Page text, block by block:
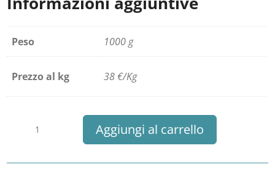
Peso 1000 g
Prezzo al kg 38 €/Kg
Aggiungi al carrello